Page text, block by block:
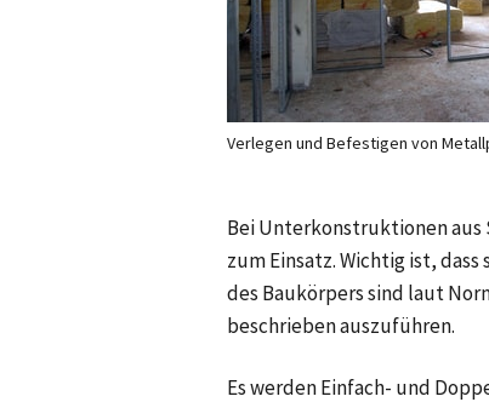
Verlegen und Befestigen von
Bei Unterkonstruktionen aus
zum Einsatz. Wichtig ist,
des Baukörpers sind laut
beschrieben auszuführen.
Es werden Einfach- und